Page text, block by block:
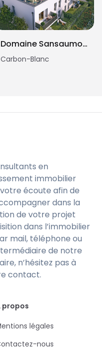
Domaine Sansaumoine
Carbon-Blanc
en
immobilier
écoute afin de
dans la
de votre projet
dans l’immobilier
mail, téléphone ou
de notre
n’hésitez pas à
contact.
propos
légales
nous